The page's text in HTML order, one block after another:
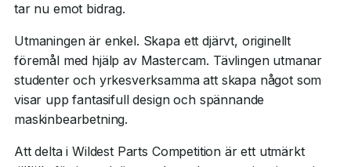
tar nu emot bidrag.
Utmaningen är enkel. Skapa ett djärvt, originellt
föremål med hjälp av Mastercam. Tävlingen utmanar
studenter och yrkesverksamma att skapa något som
visar upp fantasifull design och spännande
maskinbearbetning.
Att delta i Wildest Parts Competition är ett utmärkt